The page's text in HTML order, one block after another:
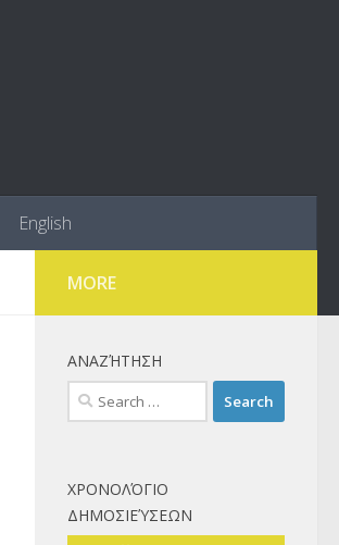
English
MORE
ΑΝΑΖΉΤΗΣΗ
Search
for:
ΧΡΟΝΟΛΌΓΙΟ
ΔΗΜΟΣΙΕΎΣΕΩΝ